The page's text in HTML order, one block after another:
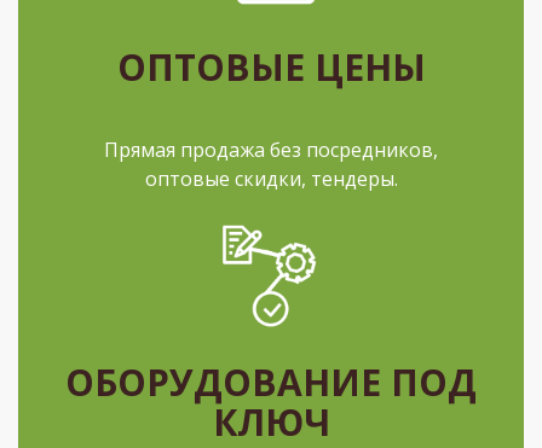
ОПТОВЫЕ ЦЕНЫ
Прямая продажа без посредников,
оптовые скидки, тендеры.
ОБОРУДОВАНИЕ ПОД
КЛЮЧ